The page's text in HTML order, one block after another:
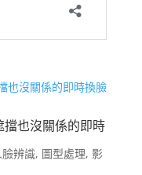
也沒關係的即時
臉辨識, 圖型處理, 影